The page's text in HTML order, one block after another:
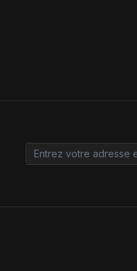
Email address